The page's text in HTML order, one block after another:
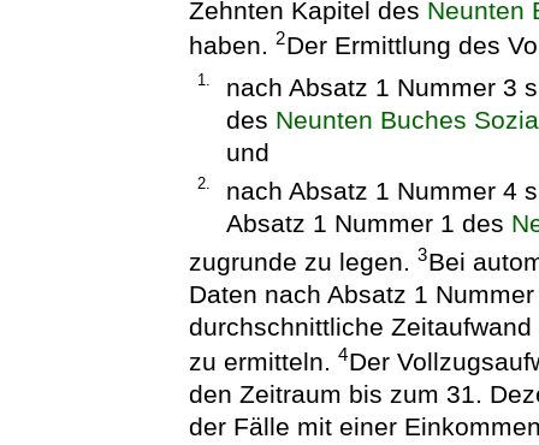
Zehnten Kapitel des Neunten
haben.2Der Ermittlung des
1.
nach Absatz 1 Nummer 3
des Neunten Buches
und
2.
nach Absatz 1 Nummer 4
Absatz 1 Nummer 1 des
zugrunde zu legen.3Bei
Daten nach Absatz 1
durchschnittliche
zu ermitteln.4Der
den Zeitraum bis zum 31.
der Fälle mit einer